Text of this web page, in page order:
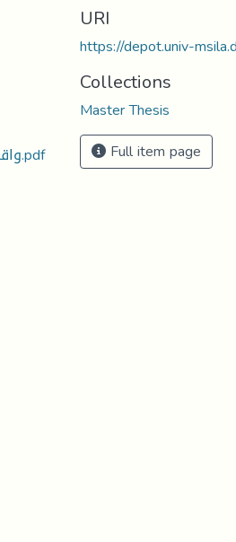
واقع التأمين على الكوارث الطبيعية في الجزائر.pdf
URI
https://depot.univ-
Collections
Master Thesis
Full item page